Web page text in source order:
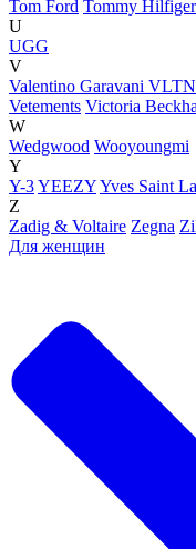
Tom Ford Tommy Hilfiger
U
UGG
V
Valentino Garavani VLTN
Vetements Victoria
W
Wedgwood Wooyoungmi
Y
Y-3YEEZYYves Saint
Z
Zadig & Voltaire Zegna
Для женщин